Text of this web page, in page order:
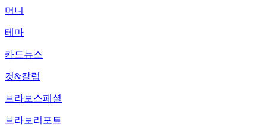
머니
테마
카드뉴스
컷&칼럼
브라보스페셜
브라보리포트